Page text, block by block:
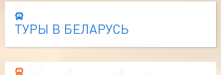
ТУРЫ В БЕЛАРУСЬ